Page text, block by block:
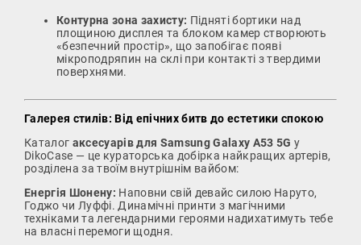
Контурна зона захисту: Підняті бортики над
площиною дисплея та блоком камер створюють
«безпечний простір», що запобігає появі
мікроподряпин на склі при контакті з твердими
поверхнями.
Галерея стилів: Від епічних битв до естетики спокою
Каталог аксесуарів для Samsung Galaxy A53 5G у
DikoCase — це кураторська добірка найкращих артерів,
розділена за твоїм внутрішнім вайбом:
Енергія Шонену: Наповни свій девайс силою Наруто,
Годжо чи Луффі. Динамічні принти з магічними
техніками та легендарними героями надихатимуть тебе
на власні перемоги щодня.